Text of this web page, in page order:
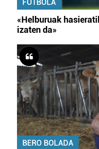
FUTBOLA
«Helburuak
izaten da»
BERO BOLADA